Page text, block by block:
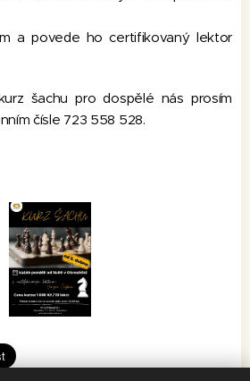
a povede ho certifikovaný lektor
šachu pro dospělé nás prosím
čísle 723 558 528.